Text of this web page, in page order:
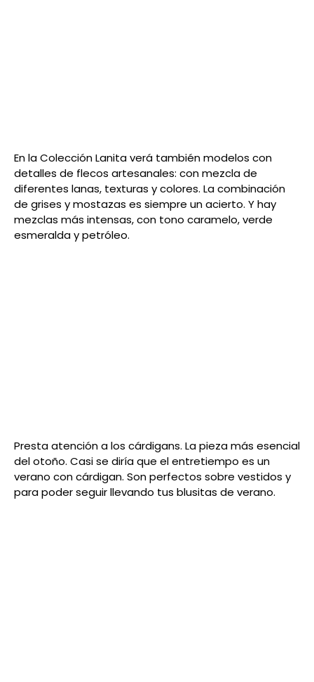
En la Colección Lanita verá también modelos con
detalles de flecos artesanales: con mezcla de
diferentes lanas, texturas y colores. La combinación
de grises y mostazas es siempre un acierto. Y hay
mezclas más intensas, con tono caramelo, verde
esmeralda y petróleo.
Presta atención a los cárdigans. La pieza más esencial
del otoño. Casi se diría que el entretiempo es un
verano con cárdigan. Son perfectos sobre vestidos y
para poder seguir llevando tus blusitas de verano.